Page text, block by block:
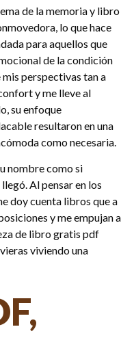
de la memoria y libro
lo que hace
para aquellos que
de la condición
mis perspectivas tan a
y me lleve al
su enfoque
resultaron en una
como necesaria.
nombre como si
Al pensar en los
doy cuenta libros que a
y me empujan a
de libro gratis pdf
viviendo una